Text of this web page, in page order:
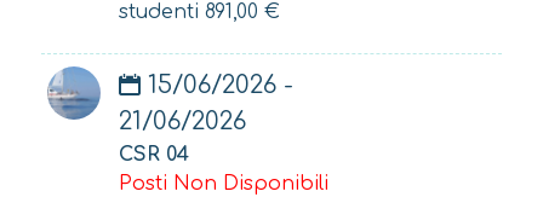
studenti 891,00 €
15/06/2026 -
21/06/2026
CSR 04
Posti Non Disponibili